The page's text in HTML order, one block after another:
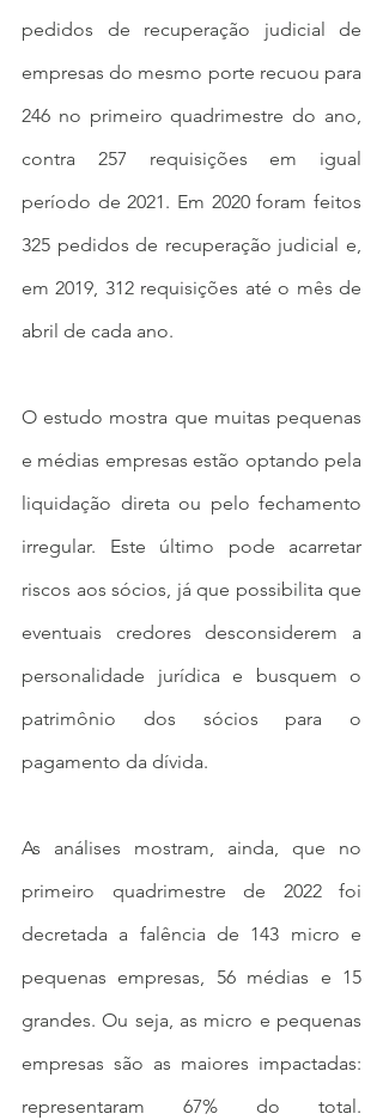
pedidos de recuperação judicial de
empresas do mesmo porte recuou para
246 no primeiro quadrimestre do ano,
contra 257 requisições em igual
período de 2021. Em 2020 foram feitos
325 pedidos de recuperação judicial e,
em 2019, 312 requisições até o mês de
abril de cada ano.
O estudo mostra que muitas pequenas
e médias empresas estão optando pela
liquidação direta ou pelo fechamento
irregular. Este último pode acarretar
riscos aos sócios, já que possibilita que
eventuais credores desconsiderem a
personalidade jurídica e busquem o
patrimônio dos sócios para o
pagamento da dívida.
As análises mostram, ainda, que no
primeiro quadrimestre de 2022 foi
decretada a falência de 143 micro e
pequenas empresas, 56 médias e 15
grandes. Ou seja, as micro e pequenas
empresas são as maiores impactadas:
representaram 67% do total.